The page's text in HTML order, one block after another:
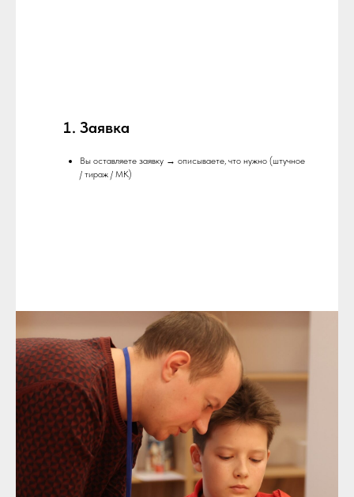
Заявка
Вы оставляете заявку → описываете, что нужно (штучное
/ тираж / МК)